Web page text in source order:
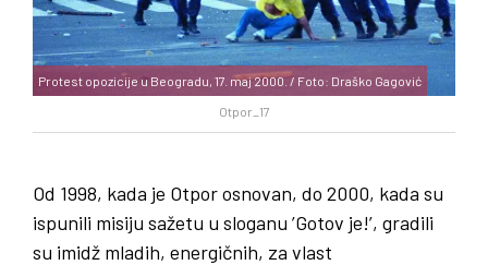
Otpor_17
Protest opozicije u Beogradu, 17. maj 2000. / Foto: Draško Gagović
Od 1998, kada je Otpor osnovan, do 2000, kada su
ispunili misiju sažetu u sloganu ’Gotov je!’, gradili
su imidž mladih, energičnih, za vlast